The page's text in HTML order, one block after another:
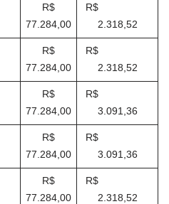
R$
77.284,00
R$
2.318,52
R$
77.284,00
R$
2.318,52
R$
77.284,00
R$
3.091,36
R$
77.284,00
R$
3.091,36
R$
77.284,00
R$
2.318,52